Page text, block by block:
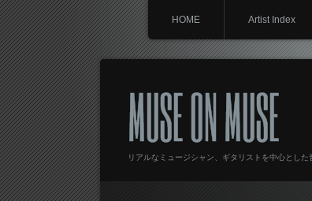
HOME Artist Index
MUSE ON MUSE
リアルなミュージシャン、ギタリストを中心とし